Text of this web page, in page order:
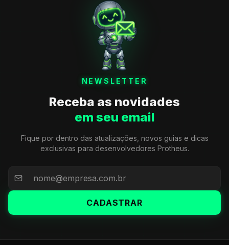
NEWSLETTER
Receba as novidades
em seu email
Fique por dentro das atualizações, novos guias e dicas
exclusivas para desenvolvedores Protheus.
CADASTRAR